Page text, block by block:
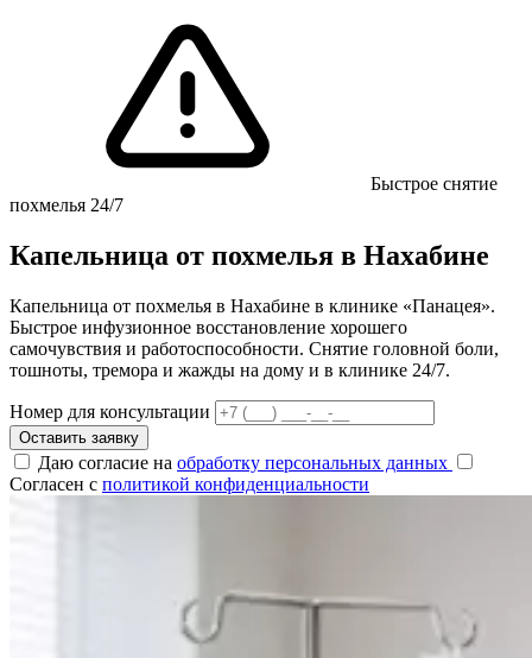
Быстрое снятие
похмелья 24/7
Капельница от похмелья в Нахабине
Капельница от похмелья в Нахабине в клинике «Панацея».
Быстрое инфузионное восстановление хорошего
самочувствия и работоспособности. Снятие головной боли,
тошноты, тремора и жажды на дому и в клинике 24/7.
Номер для консультации
Оставить заявку
Даю согласие на обработку персональных данных
Согласен с политикой конфиденциальности